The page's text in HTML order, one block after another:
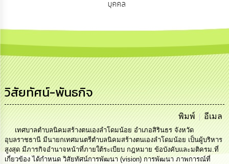
ทรัพยากร
การ
บริหาร
งาน
การ
ส่ง
เสริม
ความ
โปร่งใส
วิสัยทัศน์-พันธกิจ
พิมพ์ อีเมล
เทศบาลตำบลนิคมสร้างตนเองลำโดมน้อย อำเภอสิรินธร จังหวัด
อุบลราชธานี มีนายกเทศมนตรีตำบลนิคมสร้างตนเองลำโดมน้อย เป็นผู้บริหาร
สูงสุด มีภารกิจอำนาจหน้าที่ภายใต้ระเบียบ กฎหมาย ข้อบังคับและมติครม.ที่
เกี่ยวข้อง ได้กำหนด วิสัยทัศน์การพัฒนา (vision) การพัฒนา ภาพการณ์ที่